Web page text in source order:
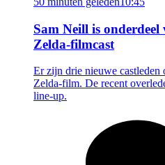
Sam Neill is
Zelda-filmcast
Er zijn drie nieuwe
Zelda-film. De recent
line-up.